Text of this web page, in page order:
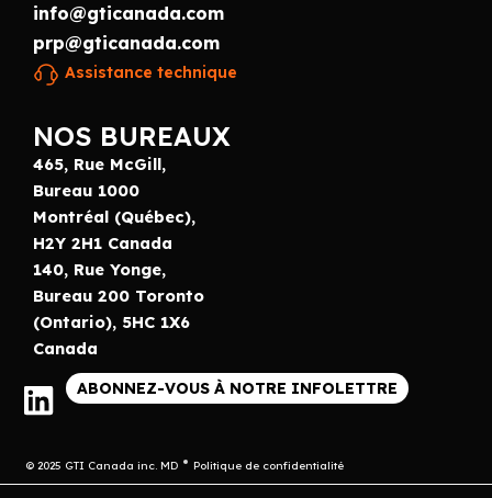
info@gticanada.com
prp@gticanada.com
Assistance technique
NOS BUREAUX
465, Rue McGill,
Bureau 1000
Montréal (Québec),
H2Y 2H1 Canada
140, Rue Yonge,
Bureau 200 Toronto
(Ontario), 5HC 1X6
Canada
ABONNEZ-VOUS À NOTRE INFOLETTRE
© 2025 GTI Canada inc. MD Politique de confidentialité